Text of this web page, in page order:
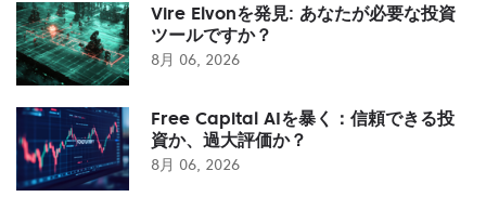
Vire Elvonを発見: あなたが必要な投資
ツールですか？
8月 06, 2026
Free Capital AIを暴く：信頼できる投
資か、過大評価か？
8月 06, 2026